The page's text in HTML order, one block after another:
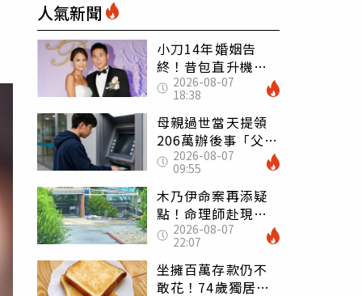
人氣新聞
小刀14年婚姻告
終！昔包直升機求
婚 豪砸545萬辦婚
禮還找連戰證婚
2026-08-07
18:38
母親過世當天提領
206萬辦後事「父子
遭判刑」 律師：
搶錢先下手是罪
2026-08-07
09:55
木乃伊命案再添疑
點！命理師赴現場
遇天候驟變 驚
喊：死者還有冤屈
2026-08-07
22:07
坐擁百萬存款仍不
敢花！74歲獨居翁